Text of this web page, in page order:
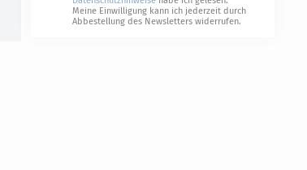
Meine Einwilligung kann ich jederzeit durch
Abbestellung des Newsletters widerrufen.